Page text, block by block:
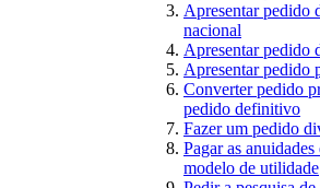
Apresentar pedido
nacional
Apresentar pedido
Apresentar pedido
Converter pedido
pedido definitivo
Fazer um pedido
Pagar as
modelo de utilidade